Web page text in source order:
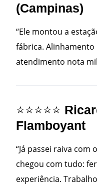
(Campinas)
“Ele montou a
fábrica.
atendimento nota
⭐⭐⭐⭐⭐
Flamboyant
“Já passei raiva
chegou com tudo:
experiência.